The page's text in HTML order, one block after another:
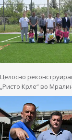
Целосно
„Ристо Крле“ во